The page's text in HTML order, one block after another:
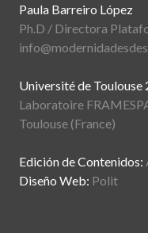
Paula Barreiro López
Ph.D / Directora
Université de Toulouse
Laboratoire
Toulouse (France)
Edición de Contenidos:
Diseño Web: Polit